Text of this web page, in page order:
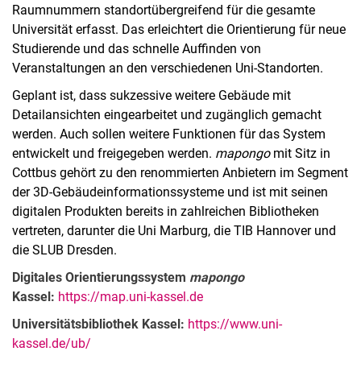
Raumnummern standortübergreifend für die gesamte
Universität erfasst. Das erleichtert die Orientierung für neue
Studierende und das schnelle Auffinden von
Veranstaltungen an den verschiedenen Uni-Standorten.
Geplant ist, dass sukzessive weitere Gebäude mit
Detailansichten eingearbeitet und zugänglich gemacht
werden. Auch sollen weitere Funktionen für das System
entwickelt und freigegeben werden. mapongo mit Sitz in
Cottbus gehört zu den renommierten Anbietern im Segment
der 3D-Gebäudeinformationssysteme und ist mit seinen
digitalen Produkten bereits in zahlreichen Bibliotheken
vertreten, darunter die Uni Marburg, die TIB Hannover und
die SLUB Dresden.
Digitales Orientierungssystem mapongo
Kassel: https://map.uni-kassel.de
Universitätsbibliothek Kassel: https://www.uni-
kassel.de/ub/